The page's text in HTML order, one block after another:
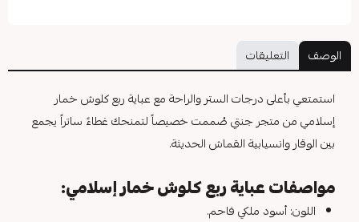
الوصف التعليقات
استمتعي بأعلى درجات الستر والراحة مع عباية ربع كلوش خمار
إسلامي من متجر جنتي صُممت خصيصاً لتمنحك غطاءً ساتراً يجمع
بين الوقار وانسيابية القماش الحديثة.
مواصفات عباية ربع كلوش خمار إسلامي:
اللون: أسود ملكي فاحم.